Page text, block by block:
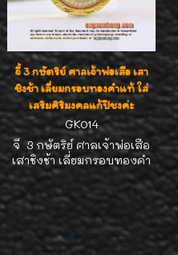
จี้ 3 กษัตริย์ ศาลเจ้าพ่อเสือ เสา
ชิงช้า เลี่ยมกรอบทองคำแท้ ใส่
เสริมศิริมงคลแก้ปีชงค่ะ
GK014
จี้ 3 กษัตริย์ ศาลเจ้าพ่อเสือ
เสาชิงช้า เลี่ยมกรอบทองคำ
แท้ 90% ขนาดสูง * กว้าง
3.2*1.9 ซม. ใส่เสริมศิริมงคล
แก้ปีชงค่ะ